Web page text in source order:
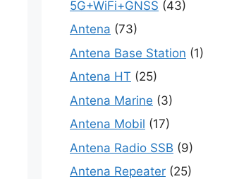
5G+WiFi+GNSS (43)
Antena (73)
Antena Base Station (1)
Antena HT (25)
Antena Marine (3)
Antena Mobil (17)
Antena Radio SSB (9)
Antena Repeater (25)